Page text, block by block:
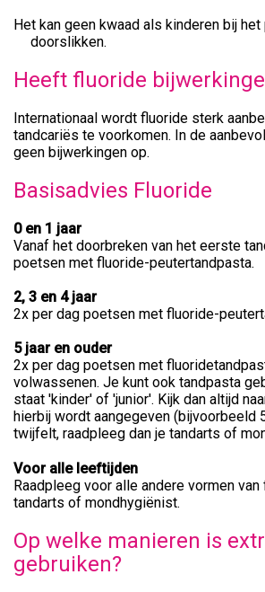
Het kan geen kwaad als kinderen bij
doorslikken.
Heeft fluoride
Internationaal wordt fluoride sterk
tandcariës te voorkomen. In de
geen bijwerkingen op.
Basisadvies Fluoride
0 en 1 jaar
Vanaf het doorbreken van het eerste
poetsen met fluoride-peutertandpasta.
2, 3 en 4 jaar
2x per dag poetsen met fluoride-
5 jaar en ouder
2x per dag poetsen met
volwassenen. Je kunt ook tandpasta
staat 'kinder' of 'junior'. Kijk dan altijd
hierbij wordt aangegeven (bijvoorbeeld
twijfelt, raadpleeg dan je tandarts of
Voor alle leeftijden
Raadpleeg voor alle andere vormen
tandarts of mondhygiënist.
Op welke manieren is
gebruiken?